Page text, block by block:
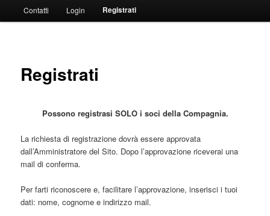
al
principale
Contatti Login Registrati
Registrati
Possono registrasi SOLO i soci della Compagnia.
La richiesta di registrazione dovrà essere approvata
dall’Amministratore del Sito. Dopo l’approvazione riceverai una
mail di conferma.
Per farti riconoscere e, facilitare l’approvazione, inserisci i tuoi
dati: nome, cognome e indirizzo mail.